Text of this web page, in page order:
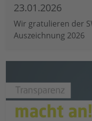
23.01.2026
Wir gratulieren der
Auszeichnung 2026